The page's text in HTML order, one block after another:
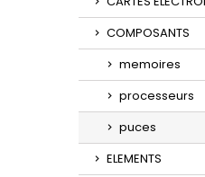
COMPOSANTS
memoires
processeurs
puces
ELEMENTS